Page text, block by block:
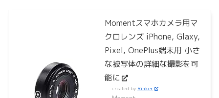
Momentスマホカメラ用マ
クロレンズ iPhone, Glaxy,
Pixel, OnePlus端末用 小さ
な被写体の詳細な撮影を可
能に
created by Rinker